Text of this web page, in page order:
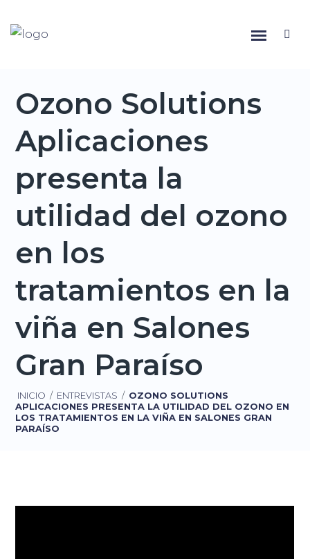
Ozono Solutions
Aplicaciones
presenta la
utilidad del ozono
en los
tratamientos en la
viña en Salones
Gran Paraíso
INICIO / ENTREVISTAS / OZONO SOLUTIONS
APLICACIONES PRESENTA LA UTILIDAD DEL OZONO EN
LOS TRATAMIENTOS EN LA VIÑA EN SALONES GRAN
PARAÍSO